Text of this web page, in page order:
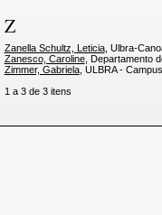
Z
Zanella Schultz, Leticia, Ulbra-
Zanesco, Caroline, Departamento
Zimmer, Gabriela, ULBRA -
1 a 3 de 3 itens